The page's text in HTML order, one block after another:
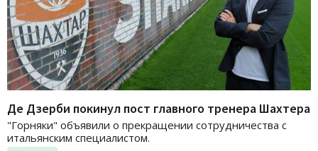
Де Дзерби покинул пост главного тренера Шахтера
"Горняки" объявили о прекращении сотрудничества с
итальянским специалистом.